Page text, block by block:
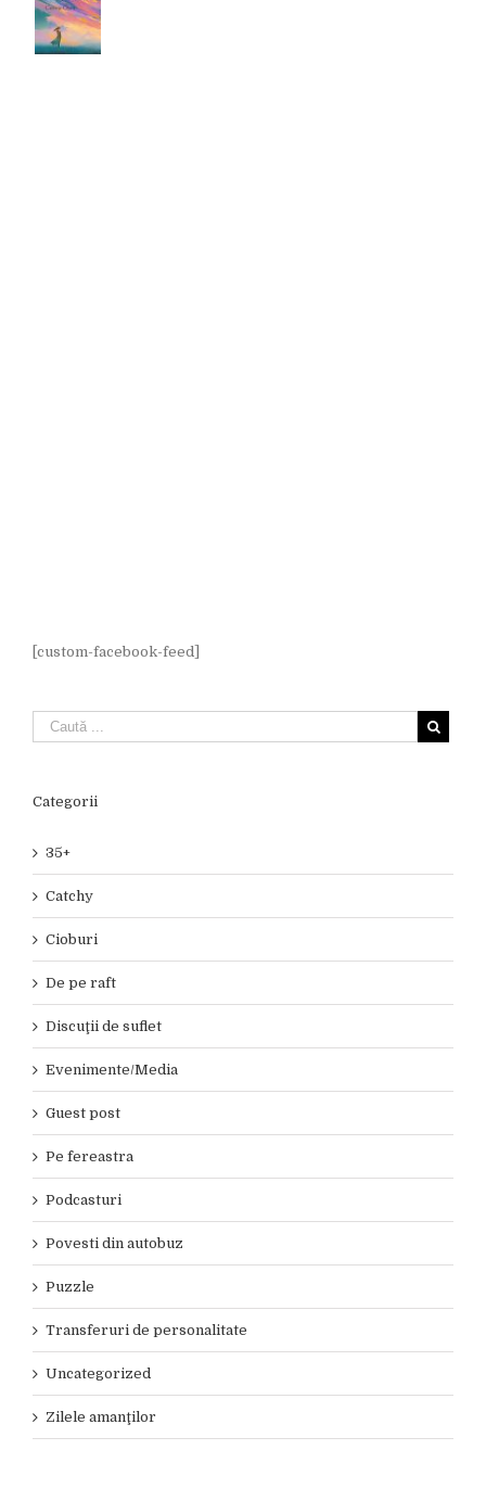
[custom-facebook-feed]
Categorii
35+
Catchy
Cioburi
De pe raft
Discuţii de suflet
Evenimente/Media
Guest post
Pe fereastra
Podcasturi
Povesti din autobuz
Puzzle
Transferuri de personalitate
Uncategorized
Zilele amanţilor